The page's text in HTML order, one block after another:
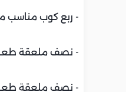
- ربع كوب مناسب
- نصف ملعقة طعام
- نصف ملعقة طعام